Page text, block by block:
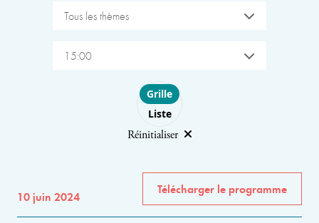
Tous les thèmes
15:00
Choose layout
Grille
Liste
Réinitialiser
10 juin 2024
Télécharger le programme